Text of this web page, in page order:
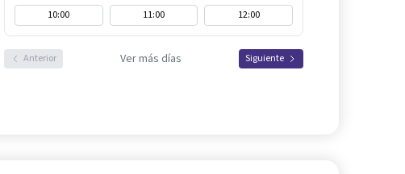
10:00
11:00 12:00
Anterior Ver más días Siguiente